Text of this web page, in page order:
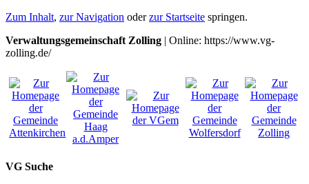
Zum Inhalt, zur Navigation oderzur Startseite springen.
Verwaltungsgemeinschaft Zolling | Online: https://www.vg-
zolling.de/
VG Suche